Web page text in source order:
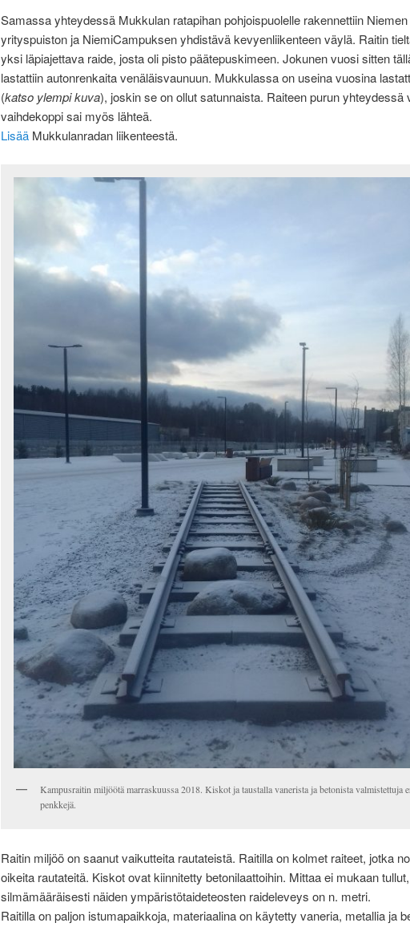
Samassa yhteydessä Mukkulan ratapihan pohjoispuolelle rakennettiin Niemen
yrityspuiston ja NiemiCampuksen yhdistävä kevyenliikenteen väylä. Raitin
yksi läpiajettava raide, josta oli pisto päätepuskimeen. Jokunen vuosi sitten
lastattiin autonrenkaita venäläisvaunuun. Mukkulassa on useina vuosina
(katso ylempi kuva), joskin se on ollut satunnaista. Raiteen purun yhteydessä
vaihdekoppi sai myös lähteä.
LisääMukkulanradan liikenteestä.
Kampusraitin miljöötä marraskuussa 2018. Kiskot ja taustalla vanerista ja betonista valmistettuja
penkkejä.
Raitin miljöö on saanut vaikutteita rautateistä. Raitilla on kolmet raiteet, jotka
oikeita rautateitä. Kiskot ovat kiinnitetty betonilaattoihin. Mittaa ei mukaan
silmämääräisesti näiden ympäristötaideteosten raideleveys on n. metri.
Raitilla on paljon istumapaikkoja, materiaalina on käytetty vaneria, metallia ja